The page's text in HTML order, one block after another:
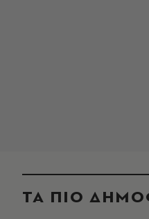
ΤΑ ΠΙΟ